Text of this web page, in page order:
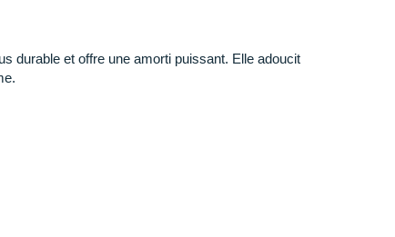
sécurité à chaque foulée.
durable et offre une amorti puissant. Elle adoucit